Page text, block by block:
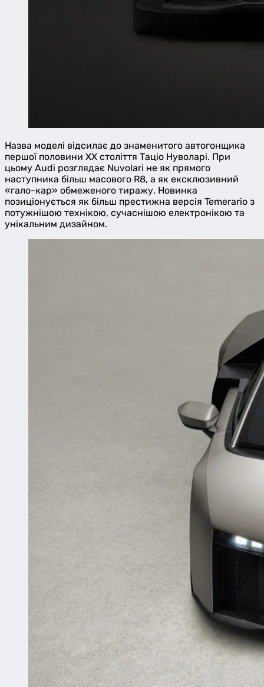
Назва моделі відсилає до знаменитого автогонщика
першої половини ХХ століття Таціо Нуволарі. При
цьому Audi розглядає Nuvolari не як прямого
наступника більш масового R8, а як ексклюзивний
«гало-кар» обмеженого тиражу. Новинка
позиціонується як більш престижна версія Temerario з
потужнішою технікою, сучаснішою електронікою та
унікальним дизайном.